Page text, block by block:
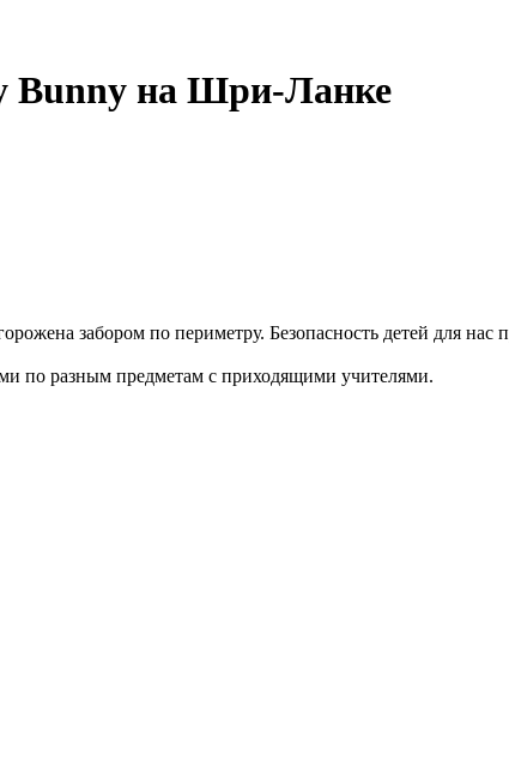
Bunny на Шри-Ланке
забором по периметру. Безопасность детей для нас
по разным предметам с приходящими учителями.